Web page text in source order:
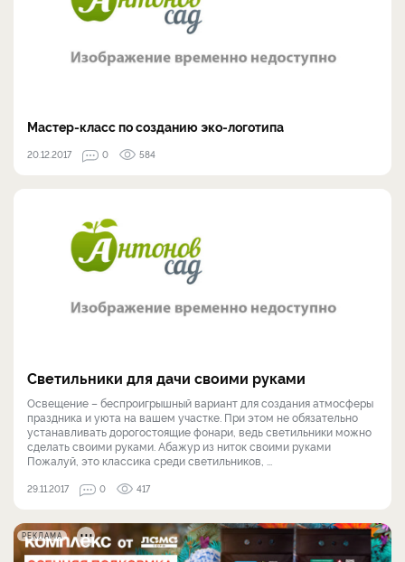
Мастер-класс по созданию эко-логотипа
20.12.2017 0 584
Светильники для дачи своими руками
Освещение – беспроигрышный вариант для создания атмосферы
праздника и уюта на вашем участке. При этом не обязательно
устанавливать дорогостоящие фонари, ведь светильники можно
сделать своими руками. Абажур из ниток своими руками
Пожалуй, это классика среди светильников, ...
29.11.2017 0 417
РЕКЛАМА